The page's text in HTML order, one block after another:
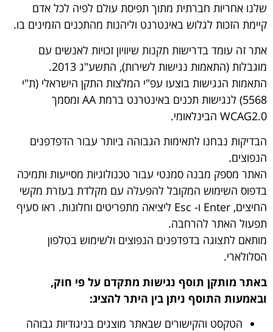
שלנו אחריות חברתית מתוך תפיסת עולם לפיה לכל אדם
קיימת הזכות לגלוש באינטרנט וליהנות מהתכנים הזמינים בו.
אתר זה עומד בדרישות תקנות שיוויון זכויות לאנשים עם
מוגבלות (התאמות נגישות לשירות), התשע"ג 2013.
התאמות הנגישות בוצעו עפ"י המלצות התקן הישראלי (ת"י
5568) לנגישות תכנים באינטרנט ברמת AA ומסמך
WCAG2.0 הבינלאומי.
הבדיקות נבחנו לתאימות הגבוהה ביותר עבור הדפדפנים
הנפוצים.
האתר מספק מבנה סמנטי עבור טכנולוגיות מסייעות ותמיכה
בדפוס השימוש המקובל להפעלה עם מקלדת בעזרת מקשי
החיצים, Enter ו- Esc ליציאה מתפריטים וחלונות. ראו סעיף
תפעול האתר להרחבה.
מותאם לתצוגה בדפדפנים הנפוצים ולשימוש בטלפון
הסלולארי.
באתר מותקן תוסף נגישות מתקדם על פי חוק,
ובאמעות התוסף ניתן בין היתר להציג:
הטקסט והקישורים שבאתר מוצגים בניגודיות גבוהה